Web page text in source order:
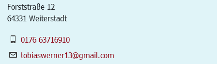
Forststraße 12
64331 Weiterstadt
0176 63716910
tobiaswerner13@gmail.com